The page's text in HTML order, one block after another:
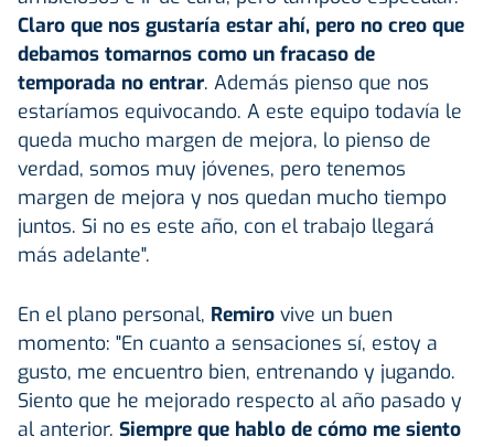
Claro que nos gustaría estar ahí, pero no creo que
debamos tomarnos como un fracaso de
temporada no entrar. Además pienso que nos
estaríamos equivocando. A este equipo todavía le
queda mucho margen de mejora, lo pienso de
verdad, somos muy jóvenes, pero tenemos
margen de mejora y nos quedan mucho tiempo
juntos. Si no es este año, con el trabajo llegará
más adelante".
En el plano personal, Remiro vive un buen
momento: "En cuanto a sensaciones sí, estoy a
gusto, me encuentro bien, entrenando y jugando.
Siento que he mejorado respecto al año pasado y
al anterior. Siempre que hablo de cómo me siento